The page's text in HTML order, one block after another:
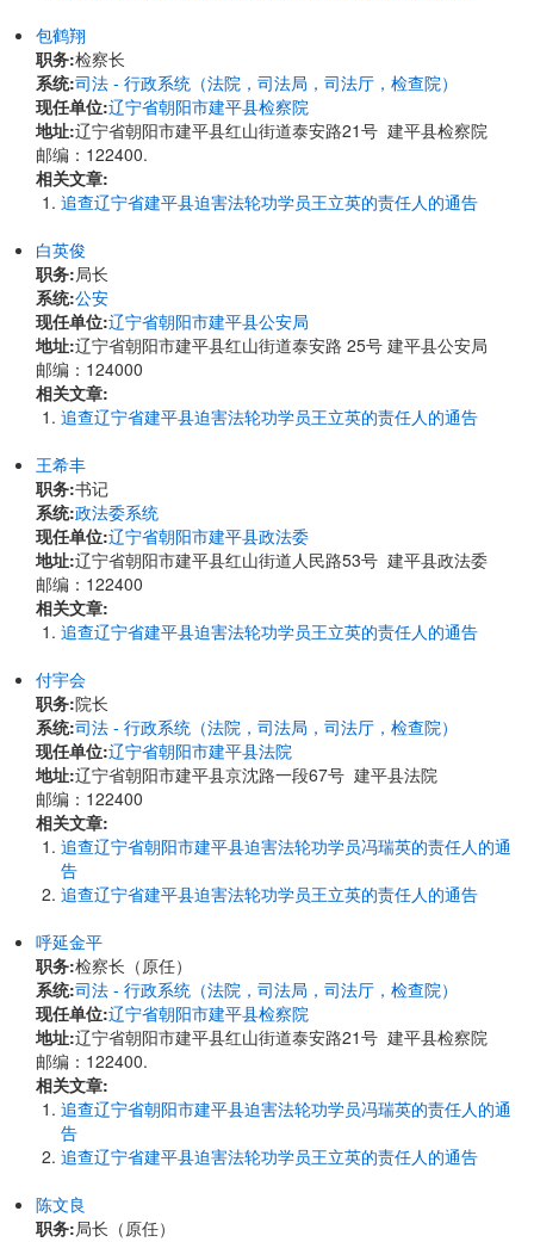
包鹤翔
职务:检察长
系统:司法 - 行政系统（法院，司法局，司法厅，检查院）
现任单位:辽宁省朝阳市建平县检察院
地址:辽宁省朝阳市建平县红山街道泰安路21号 建平县检察院
邮编：122400.
相关文章:
追查辽宁省建平县迫害法轮功学员王立英的责任人的通告
白英俊
职务:局长
系统:公安
现任单位:辽宁省朝阳市建平县公安局
地址:​辽宁省朝阳市建平县红山街道泰安路 25号 建平县公安局
邮编：124000
相关文章:
追查辽宁省建平县迫害法轮功学员王立英的责任人的通告
王希丰
职务:书记
系统:政法委系统
现任单位:辽宁省朝阳市建平县政法委
地址:辽宁省朝阳市建平县红山街道人民路53号 建平县政法委
邮编：122400
相关文章:
追查辽宁省建平县迫害法轮功学员王立英的责任人的通告
付宇会
职务:院长
系统:司法 - 行政系统（法院，司法局，司法厅，检查院）
现任单位:辽宁省朝阳市建平县法院
地址:辽宁省朝阳市建平县京沈路一段67号 建平县法院
邮编：122400
相关文章:
追查辽宁省朝阳市建平县迫害法轮功学员冯瑞英的责任人的通
告
追查辽宁省建平县迫害法轮功学员王立英的责任人的通告
呼延金平
职务:检察长（原任）
系统:司法 - 行政系统（法院，司法局，司法厅，检查院）
现任单位:辽宁省朝阳市建平县检察院
地址:辽宁省朝阳市建平县红山街道泰安路21号 建平县检察院
邮编：122400.
相关文章:
追查辽宁省朝阳市建平县迫害法轮功学员冯瑞英的责任人的通
告
追查辽宁省建平县迫害法轮功学员王立英的责任人的通告
陈文良
职务:局长（原任）